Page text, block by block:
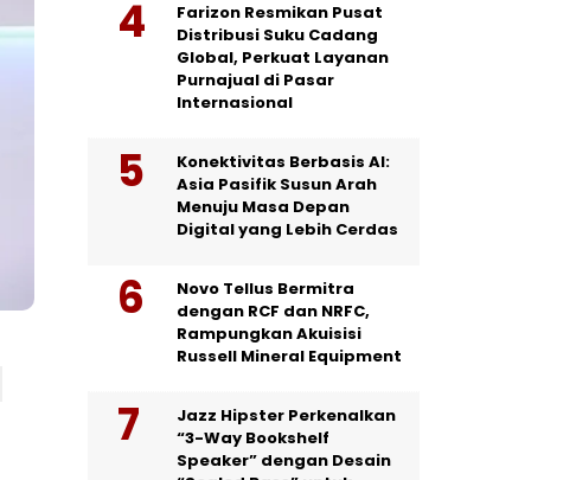
Farizon Resmikan Pusat
Distribusi Suku Cadang
Global, Perkuat Layanan
Purnajual di Pasar
Internasional
Konektivitas Berbasis AI:
Asia Pasifik Susun Arah
Menuju Masa Depan
Digital yang Lebih Cerdas
Novo Tellus Bermitra
dengan RCF dan NRFC,
Rampungkan Akuisisi
Russell Mineral Equipment
Jazz Hipster Perkenalkan
“3-Way Bookshelf
Speaker” dengan Desain